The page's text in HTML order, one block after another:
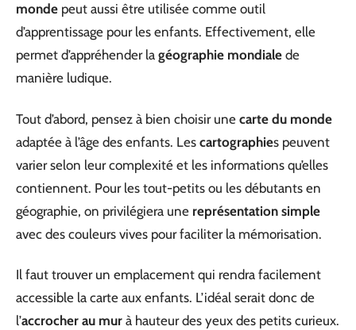
monde peut aussi être utilisée comme outil
d’apprentissage pour les enfants. Effectivement, elle
permet d’appréhender la géographie mondiale de
manière ludique.
Tout d’abord, pensez à bien choisir une carte du monde
adaptée à l’âge des enfants. Les cartographies peuvent
varier selon leur complexité et les informations qu’elles
contiennent. Pour les tout-petits ou les débutants en
géographie, on privilégiera une représentation simple
avec des couleurs vives pour faciliter la mémorisation.
Il faut trouver un emplacement qui rendra facilement
accessible la carte aux enfants. L’idéal serait donc de
l’accrocher au mur à hauteur des yeux des petits curieux.